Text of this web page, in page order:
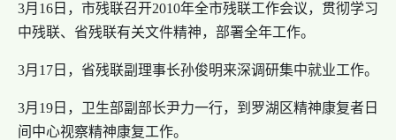
3月16日，市残联召开2010年全市残联工作会议，贯彻学习
中残联、省残联有关文件精神，部署全年工作。
3月17日，省残联副理事长孙俊明来深调研集中就业工作。
3月19日，卫生部副部长尹力一行，到罗湖区精神康复者日
间中心视察精神康复工作。